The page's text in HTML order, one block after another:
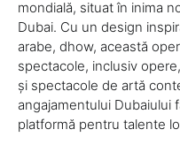
mondială, situat în inima
Dubai. Cu un design
arabe, dhow, această
spectacole, inclusiv
și spectacole de artă
angajamentului Dubaiului
platformă pentru talente